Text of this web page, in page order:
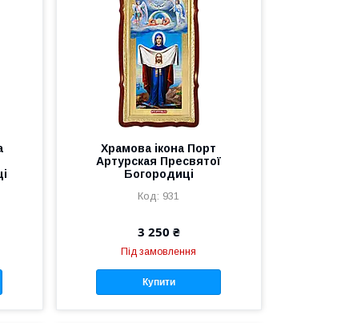
Храмова ікона Порт
Артурская Пресвятої
Богородиці
931
3 250 ₴
Під замовлення
Купити